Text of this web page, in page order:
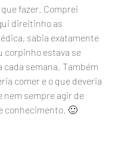
fazer. Comprei
direitinho as
sabia exatamente
corpinho estava se
cada semana. Também
comer e o que deveria
nem sempre agir de
conhecimento. 🙂